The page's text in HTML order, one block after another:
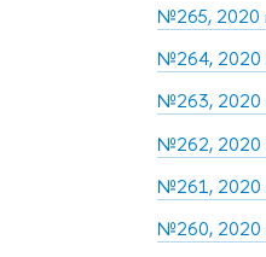
№265, 2020
№264, 2020
№263, 2020
№262, 2020
№261, 2020
№260, 2020